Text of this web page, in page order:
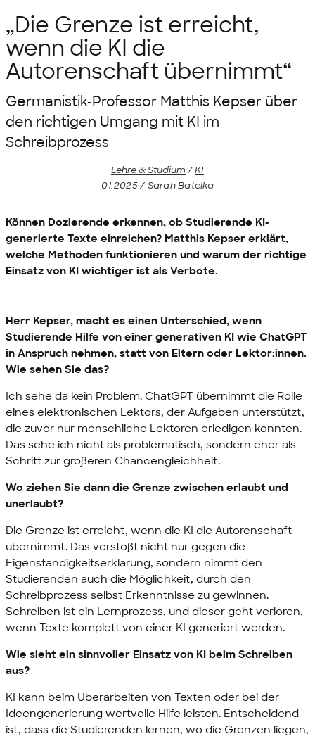
„Die Grenze ist erreicht,
wenn die KI die
Autorenschaft übernimmt“
Germanistik-Professor Matthis Kepser über
den richtigen Umgang mit KI im
Schreibprozess
Lehre & Studium /KI
01.2025 / Sarah Batelka
Können Dozierende erkennen, ob Studierende KI-
generierte Texte einreichen? Matthis Kepser erklärt,
welche Methoden funktionieren und warum der richtige
Einsatz von KI wichtiger ist als Verbote.
Herr Kepser, macht es einen Unterschied, wenn
Studierende Hilfe von einer generativen KI wie ChatGPT
in Anspruch nehmen, statt von Eltern oder Lektor:innen.
Wie sehen Sie das?
Ich sehe da kein Problem. ChatGPT übernimmt die Rolle
eines elektronischen Lektors, der Aufgaben unterstützt,
die zuvor nur menschliche Lektoren erledigen konnten.
Das sehe ich nicht als problematisch, sondern eher als
Schritt zur größeren Chancengleichheit.
Wo ziehen Sie dann die Grenze zwischen erlaubt und
unerlaubt?
Die Grenze ist erreicht, wenn die KI die Autorenschaft
übernimmt. Das verstößt nicht nur gegen die
Eigenständigkeitserklärung, sondern nimmt den
Studierenden auch die Möglichkeit, durch den
Schreibprozess selbst Erkenntnisse zu gewinnen.
Schreiben ist ein Lernprozess, und dieser geht verloren,
wenn Texte komplett von einer KI generiert werden.
Wie sieht ein sinnvoller Einsatz von KI beim Schreiben
aus?
KI kann beim Überarbeiten von Texten oder bei der
Ideengenerierung wertvolle Hilfe leisten. Entscheidend
ist, dass die Studierenden lernen, wo die Grenzen liegen,